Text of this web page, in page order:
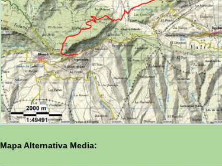
Mapa Alternativa Media: